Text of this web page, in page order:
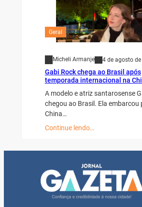
Geral
Micheli Armanje 4 de agosto
Gabi Rock chega ao Brasil após
temporada internacional na
A modelo e atriz santarosense
chegou ao Brasil. Ela embarcou
China…
Continue lendo…